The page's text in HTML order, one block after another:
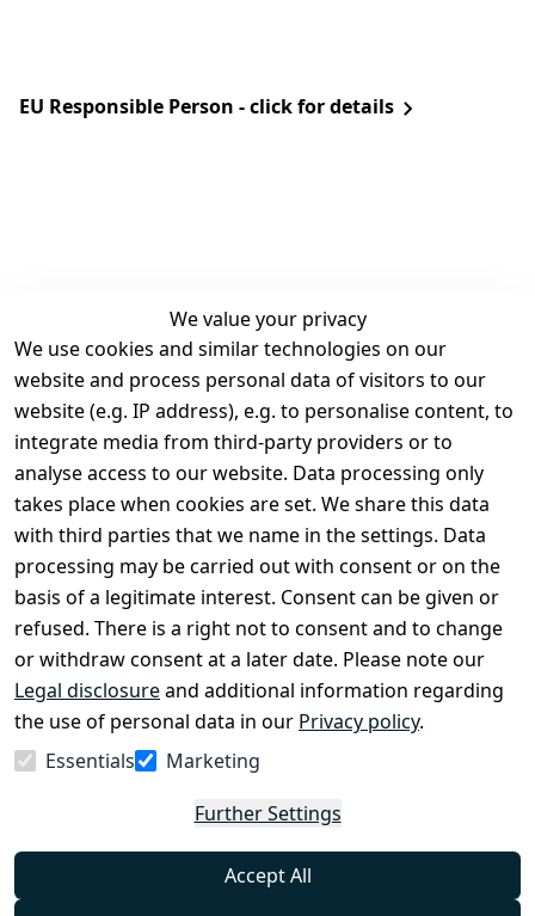
EU Responsible Person - click for details
We value your privacy
We use cookies and similar technologies on our
website and process personal data of visitors to our
website (e.g. IP address), e.g. to personalise content, to
integrate media from third-party providers or to
analyse access to our website. Data processing only
takes place when cookies are set. We share this data
with third parties that we name in the settings. Data
processing may be carried out with consent or on the
basis of a legitimate interest. Consent can be given or
refused. There is a right not to consent and to change
or withdraw consent at a later date. Please note our
Legal disclosureand additional information regarding
the use of personal data in our Privacy policy.
Essentials
Marketing
Further Settings
Accept All
Legal
Terms and
Conditions
Legal
disclosure
Privacy Policy
Declaration of
accessibility
Cancellation
rights
Contact
Register
Withdraw
from